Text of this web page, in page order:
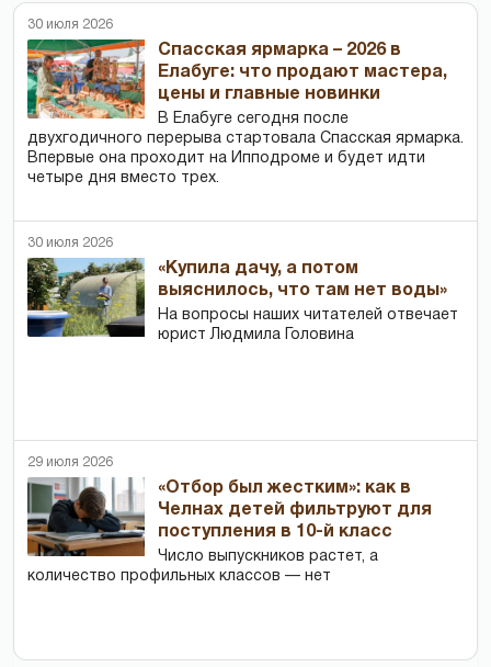
30 июля 2026
Спасская ярмарка – 2026 в
Елабуге: что продают мастера,
цены и главные новинки
В Елабуге сегодня после
двухгодичного перерыва стартовала Спасская ярмарка.
Впервые она проходит на Ипподроме и будет идти
четыре дня вместо трех.
30 июля 2026
«Купила дачу, а потом
выяснилось, что там нет воды»
На вопросы наших читателей отвечает
юрист Людмила Головина
29 июля 2026
«Отбор был жестким»: как в
Челнах детей фильтруют для
поступления в 10-й класс
Число выпускников растет, а
количество профильных классов — нет